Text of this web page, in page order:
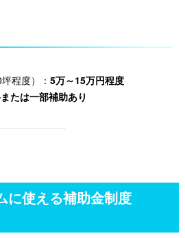
程度）： 5万～15万円程度
たは一部補助あり
に使える補助金制度